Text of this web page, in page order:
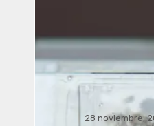
simbiosis 2015
28 noviembre,